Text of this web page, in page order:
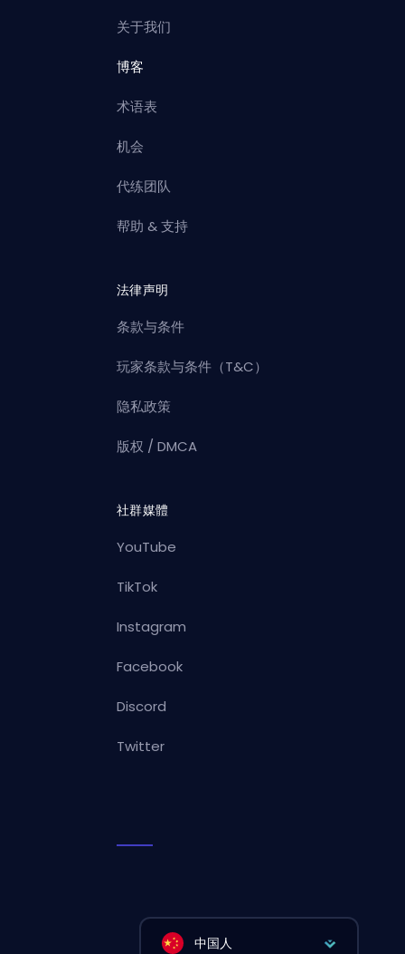
关于我们
博客
术语表
机会
代练团队
帮助 & 支持
法律声明
条款与条件
玩家条款与条件（T&C）
隐私政策
版权 / DMCA
社群媒體
YouTube
TikTok
Instagram
Facebook
Discord
Twitter
中国人